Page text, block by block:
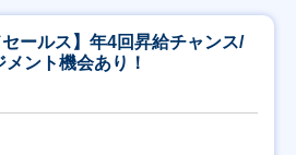
セールス】年4回昇給チャンス/
ント機会あり！